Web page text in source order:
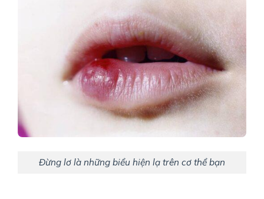
Đừng lơ là những biểu hiện lạ trên cơ thể bạn